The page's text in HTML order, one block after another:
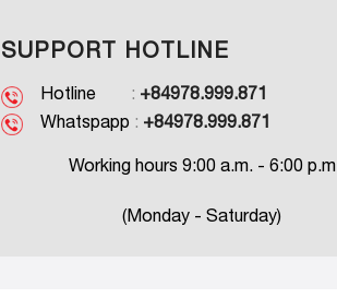
SUPPORT HOTLINE
Hotline : +84978.999.871
Whatspapp : +84978.999.871
Working hours 9:00 a.m. - 6:00 p.m
(Monday - Saturday)